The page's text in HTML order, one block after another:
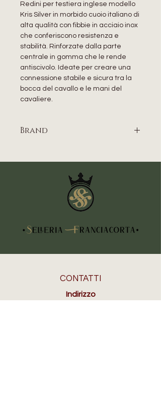
Redini per testiera inglese modello
Kris Silver in morbido cuoio italiano di
alta qualità con fibbie in acciaio inox
che conferiscono resistenza e
stabilità. Rinforzate dalla parte
centrale in gomma che le rende
antiscivolo. Ideate per creare una
connessione stabile e sicura tra la
bocca del cavallo e le mani del
cavaliere.
Brand
CONTATTI
Indirizzo